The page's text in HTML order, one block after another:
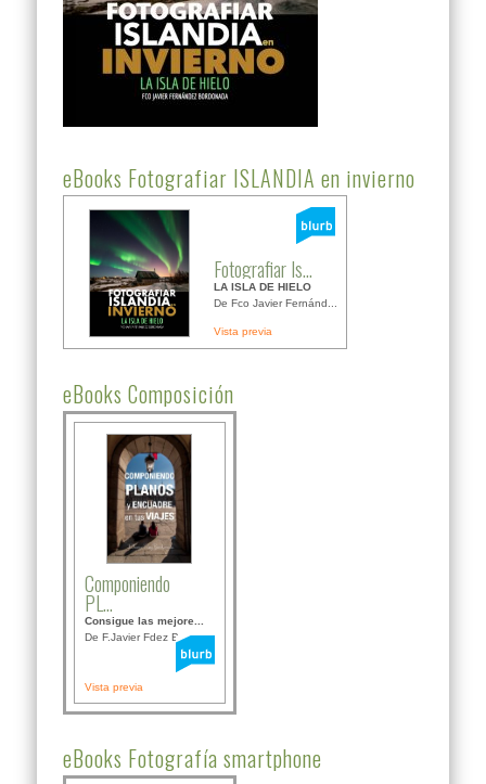
eBooks Fotografiar ISLANDIA en invierno
Fotografiar Is...
LA ISLA DE HIELO
De Fco Javier Fernánd...
Vista previa
eBooks Composición
Componiendo
PL...
Consigue las mejore...
De F.Javier Fdez Bor...
Vista previa
eBooks Fotografía smartphone